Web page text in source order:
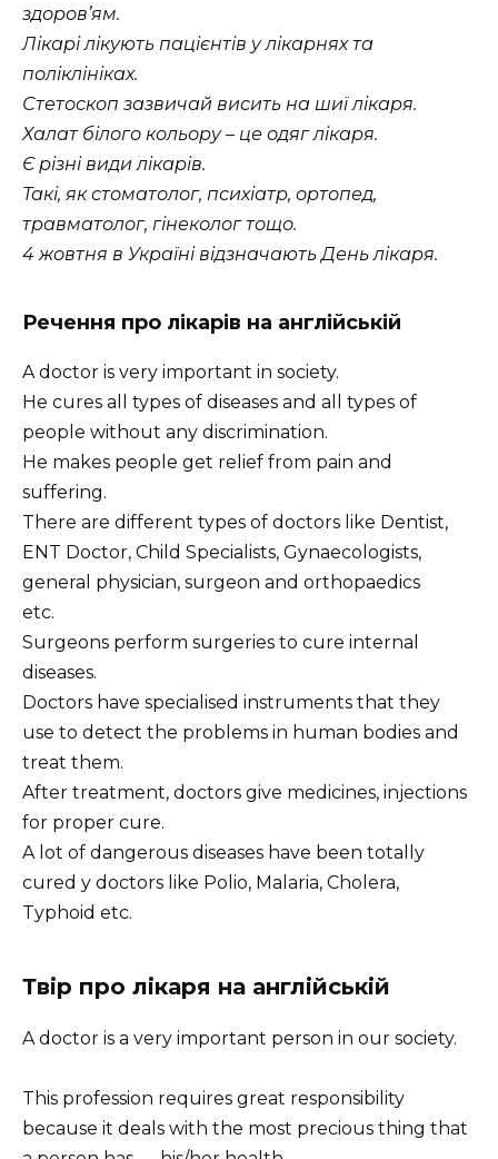
здоров’ям.
Лікарі лікують пацієнтів у лікарнях та
поліклініках.
Стетоскоп зазвичай висить на шиї лікаря.
Халат білого кольору – це одяг лікаря.
Є різні види лікарів.
Такі, як стоматолог, психіатр, ортопед,
травматолог, гінеколог тощо.
4 жовтня в Україні відзначають День лікаря.
Речення про лікарів на англійській
A doctor is very important in society.
He cures all types of diseases and all types of
people without any discrimination.
He makes people get relief from pain and
suffering.
There are different types of doctors like Dentist,
ENT Doctor, Child Specialists, Gynaecologists,
general physician, surgeon and orthopaedics
etc.
Surgeons perform surgeries to cure internal
diseases.
Doctors have specialised instruments that they
use to detect the problems in human bodies and
treat them.
After treatment, doctors give medicines, injections
for proper cure.
A lot of dangerous diseases have been totally
cured y doctors like Polio, Malaria, Cholera,
Typhoid etc.
Твір про лікаря на англійській
A doctor is a very important person in our society.
This profession requires great responsibility
because it deals with the most precious thing that